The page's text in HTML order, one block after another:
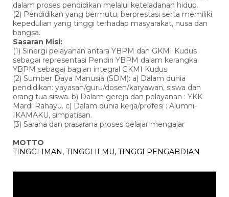
dalam proses pendidikan melalui keteladanan hidup.
(2) Pendidikan yang bermutu, berprestasi serta memiliki
kepedulian yang tinggi terhadap masyarakat, nusa dan
bangsa.
Sasaran Misi:
(1) Sinergi pelayanan antara YBPM dan GKMI Kudus
sebagai representasi Pendiri YBPM dalam kerangka
YBPM sebagai bagian integral GKMI Kudus
(2) Sumber Daya Manusia (SDM): a) Dalam dunia
pendidikan: yayasan/guru/dosen/karyawan, siswa dan
orang tua siswa. b) Dalam gereja dan pelayanan : YKK
Mardi Rahayu. c) Dalam dunia kerja/profesi : Alumni-
IKAMAKU, simpatisan.
(3) Sarana dan prasarana proses belajar mengajar
MOTTO
TINGGI IMAN, TINGGI ILMU, TINGGI PENGABDIAN